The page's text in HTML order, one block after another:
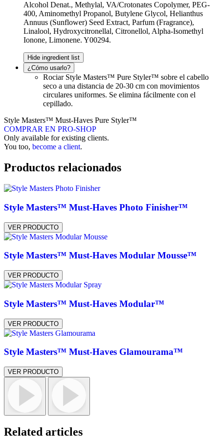
Alcohol Denat., Methylal, VA/Crotonates Copolymer, PEG-
400, Aminomethyl Propanol, Butylene Glycol, Helianthus
Annuus (Sunflower) Seed Extract, Parfum (Fragrance),
Linalool, Hydroxycitronellal, Citronellol, Alpha-Isomethyl
Ionone, Limonene. Y00294.
Hide ingredient list
¿Cómo usarlo?
Rociar Style Masters™ Pure Styler™ sobre el cabello
seco a una distancia de 20-30 cm con movimientos
circulares uniformes. Se elimina fácilmente con el
cepillado.
Style Masters™ Must-Haves Pure Styler™
COMPRAR EN PRO-SHOP
Only available for existing clients.
You too, become a client.
Productos relacionados
Style Masters™ Must-Haves Photo Finisher™
VER PRODUCTO
Style Masters™ Must-Haves Modular Mousse™
VER PRODUCTO
Style Masters™ Must-Haves Modular™
VER PRODUCTO
Style Masters™ Must-Haves Glamourama™
VER PRODUCTO
Related articles